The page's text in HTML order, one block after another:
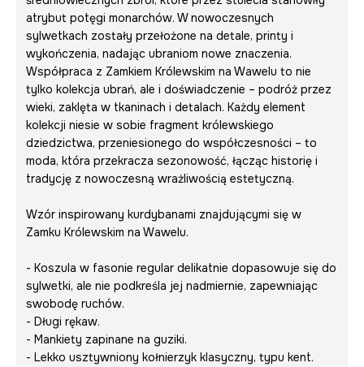
atrybut potęgi monarchów. W nowoczesnych
sylwetkach zostały przełożone na detale, printy i
wykończenia, nadając ubraniom nowe znaczenia.
Współpraca z Zamkiem Królewskim na Wawelu to nie
tylko kolekcja ubrań, ale i doświadczenie – podróż przez
wieki, zaklęta w tkaninach i detalach. Każdy element
kolekcji niesie w sobie fragment królewskiego
dziedzictwa, przeniesionego do współczesności – to
moda, która przekracza sezonowość, łącząc historię i
tradycję z nowoczesną wrażliwością estetyczną.
Wzór inspirowany kurdybanami znajdującymi się w
Zamku Królewskim na Wawelu.
- Koszula w fasonie regular delikatnie dopasowuje się do
sylwetki, ale nie podkreśla jej nadmiernie, zapewniając
swobodę ruchów.
- Długi rękaw.
- Mankiety zapinane na guziki.
- Lekko usztywniony kołnierzyk klasyczny, typu kent.